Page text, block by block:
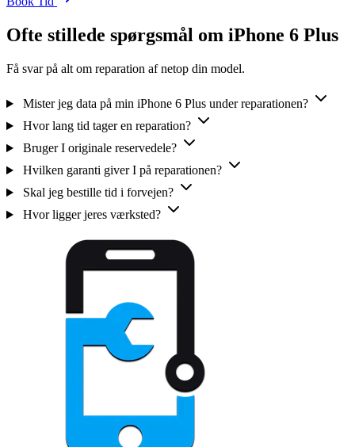
Ofte stillede spørgsmål om iPhone 6 Plus
Få svar på alt om reparation af netop din model.
Mister jeg data på min iPhone 6 Plus under reparationen?
Hvor lang tid tager en reparation?
Bruger I originale reservedele?
Hvilken garanti giver I på reparationen?
Skal jeg bestille tid i forvejen?
Hvor ligger jeres værksted?